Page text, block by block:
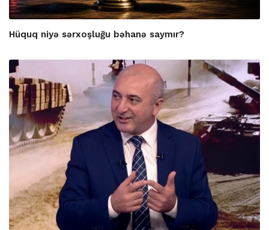
Hüquq niyə sərxoşluğu bəhanə saymır?